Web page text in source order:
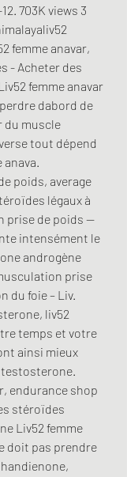
703K views 3
femme anavar,
- Acheter des
femme anavar
dabord de
du muscle
tout dépend
anava.
poids, average
légaux à
prise de poids --
intensément le
androgène
prise
du foie – Liv.
liv52
temps et votre
ainsi mieux
testosterone.
endurance shop
stéroïdes
Liv52 femme
doit pas prendre